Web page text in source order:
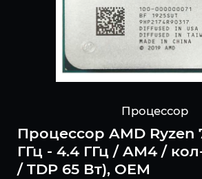
Процессор
Процессор AMD Ryzen
ГГц - 4.4 ГГц / AM4 /
/ TDP 65 Вт), OEM